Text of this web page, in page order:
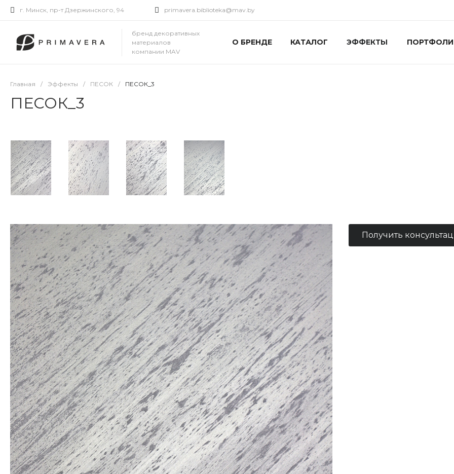
г. Минск, пр-т Дзержинского, 94 primavera.biblioteka@mav.by
бренд декоративных
материалов
компании MAV
О БРЕНДЕ КАТАЛОГ ЭФФЕКТЫ
Главная / Эффекты / ПЕСОК / ПЕСОК_3
ПЕСОК_3
Получить